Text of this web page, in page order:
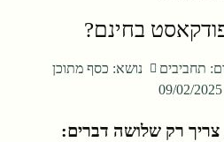
בחינם?
תחביבים נושא: כסף מתוכן
09/02/2025
צריך רק שלושה דברים: